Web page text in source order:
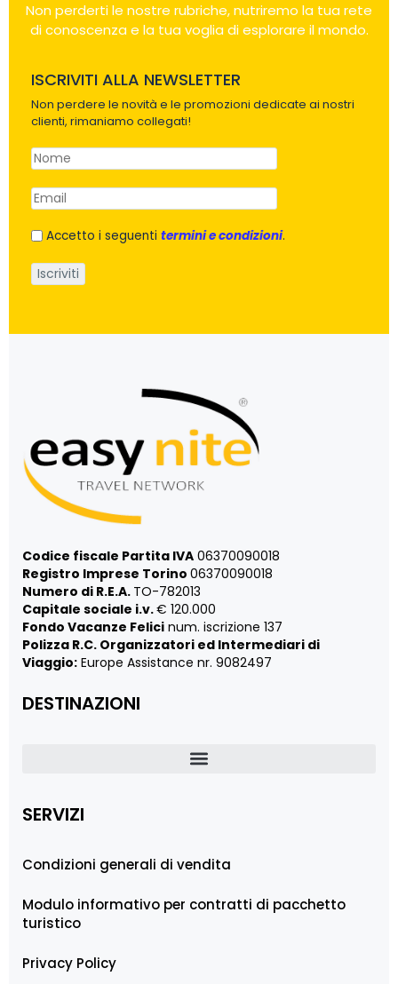
Non perderti le nostre rubriche, nutriremo la tua rete
di conoscenza e la tua voglia di esplorare il mondo.
ISCRIVITI ALLA NEWSLETTER
Non perdere le novità e le promozioni dedicate ai nostri
clienti, rimaniamo collegati!
Accetto i seguenti termini e condizioni.
Codice fiscale Partita IVA 06370090018
Registro Imprese Torino 06370090018
Numero di R.E.A. TO-782013
Capitale sociale i.v.€ 120.000
Fondo Vacanze Felici num. iscrizione 137
Polizza R.C. Organizzatori ed Intermediari di
Viaggio: Europe Assistance nr. 9082497
DESTINAZIONI
SERVIZI
Condizioni generali di vendita
Modulo informativo per contratti di pacchetto
turistico
Privacy Policy